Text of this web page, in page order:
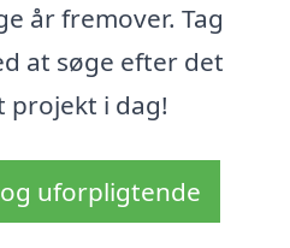
år fremover. Tag
at søge efter det
projekt i dag!
uforpligtende